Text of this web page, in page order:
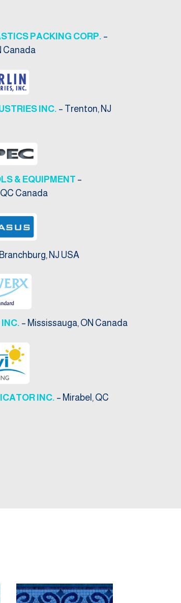
PACKING CORP. –
Canada
INC. – Trenton, NJ
& EQUIPMENT –
Canada
NJ USA
– Mississauga, ON Canada
INC. – Mirabel, QC